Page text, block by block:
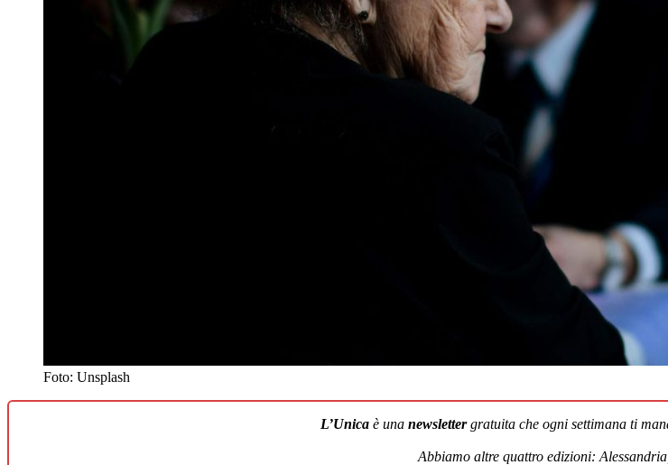
Foto: Unsplash
L’Unicaè una newslettergratuita che ogni settimana ti
Abbiamo altre quattro edizioni: